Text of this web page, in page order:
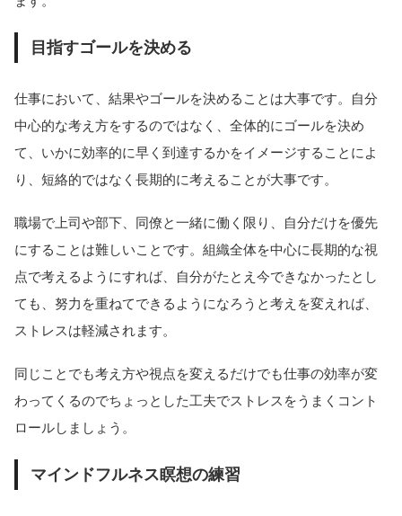
目指すゴールを決める
仕事において、結果やゴールを決めることは大事です。自分
中心的な考え方をするのではなく、全体的にゴールを決め
て、いかに効率的に早く到達するかをイメージすることによ
り、短絡的ではなく長期的に考えることが大事です。
職場で上司や部下、同僚と一緒に働く限り、自分だけを優先
にすることは難しいことです。組織全体を中心に長期的な視
点で考えるようにすれば、自分がたとえ今できなかったとし
ても、努力を重ねてできるようになろうと考えを変えれば、
ストレスは軽減されます。
同じことでも考え方や視点を変えるだけでも仕事の効率が変
わってくるのでちょっとした工夫でストレスをうまくコント
ロールしましょう。
マインドフルネス瞑想の練習